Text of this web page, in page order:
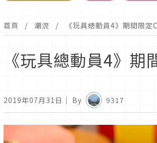
首頁 潮流 《玩具總動員4》期間限
《玩具總動員4》
2019年07月31日 ｜ By 9317